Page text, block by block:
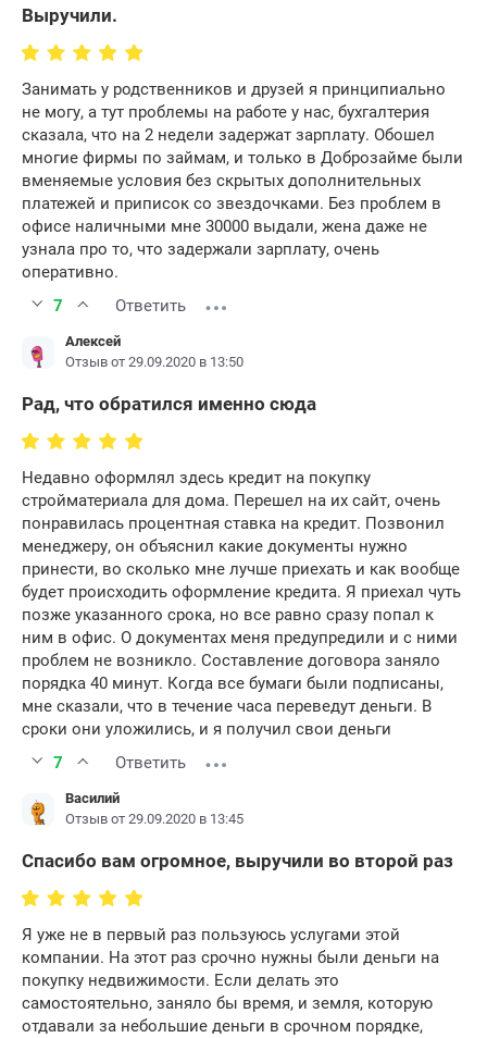
Выручили.
Занимать у родственников и друзей я принципиально
не могу, а тут проблемы на работе у нас, бухгалтерия
сказала, что на 2 недели задержат зарплату. Обошел
многие фирмы по займам, и только в Доброзайме были
вменяемые условия без скрытых дополнительных
платежей и приписок со звездочками. Без проблем в
офисе наличными мне 30000 выдали, жена даже не
узнала про то, что задержали зарплату, очень
оперативно.
7
Ответить
Алексей
Отзыв от 29.09.2020 в 13:50
Рад, что обратился именно сюда
Недавно оформлял здесь кредит на покупку
стройматериала для дома. Перешел на их сайт, очень
понравилась процентная ставка на кредит. Позвонил
менеджеру, он объяснил какие документы нужно
принести, во сколько мне лучше приехать и как вообще
будет происходить оформление кредита. Я приехал чуть
позже указанного срока, но все равно сразу попал к
ним в офис. О документах меня предупредили и с ними
проблем не возникло. Составление договора заняло
порядка 40 минут. Когда все бумаги были подписаны,
мне сказали, что в течение часа переведут деньги. В
сроки они уложились, и я получил свои деньги
7
Ответить
Василий
Отзыв от 29.09.2020 в 13:45
Спасибо вам огромное, выручили во второй раз
Я уже не в первый раз пользуюсь услугами этой
компании. На этот раз срочно нужны были деньги на
покупку недвижимости. Если делать это
самостоятельно, заняло бы время, и земля, которую
отдавали за небольшие деньги в срочном порядке,